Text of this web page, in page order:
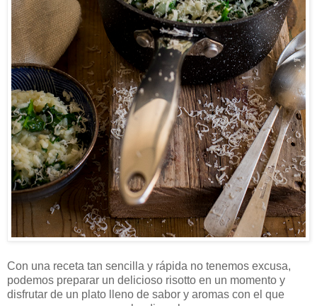
Con una receta tan sencilla y rápida no tenemos excusa,
podemos preparar un delicioso risotto en un momento y
disfrutar de un plato lleno de sabor y aromas con el que